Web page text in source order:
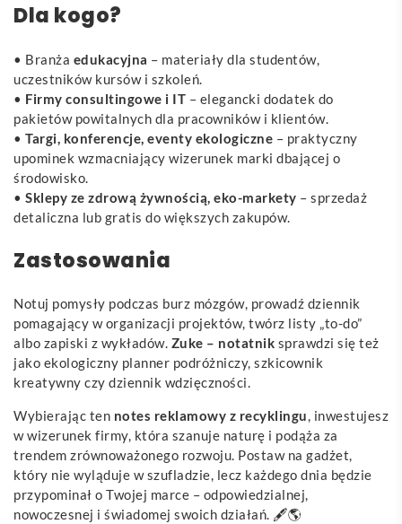
Dla kogo?
• Branża edukacyjna – materiały dla studentów,
uczestników kursów i szkoleń.
• Firmy consultingowe i IT – elegancki dodatek do
pakietów powitalnych dla pracowników i klientów.
• Targi, konferencje, eventy ekologiczne – praktyczny
upominek wzmacniający wizerunek marki dbającej o
środowisko.
• Sklepy ze zdrową żywnością, eko-markety – sprzedaż
detaliczna lub gratis do większych zakupów.
Zastosowania
Notuj pomysły podczas burz mózgów, prowadź dziennik
pomagający w organizacji projektów, twórz listy „to-do”
albo zapiski z wykładów. Zuke – notatnik sprawdzi się też
jako ekologiczny planner podróżniczy, szkicownik
kreatywny czy dziennik wdzięczności.
Wybierając ten notes reklamowy z recyklingu, inwestujesz
w wizerunek firmy, która szanuje naturę i podąża za
trendem zrównoważonego rozwoju. Postaw na gadżet,
który nie wyląduje w szufladzie, lecz każdego dnia będzie
przypominał o Twojej marce – odpowiedzialnej,
nowoczesnej i świadomej swoich działań. 🖋️🌎